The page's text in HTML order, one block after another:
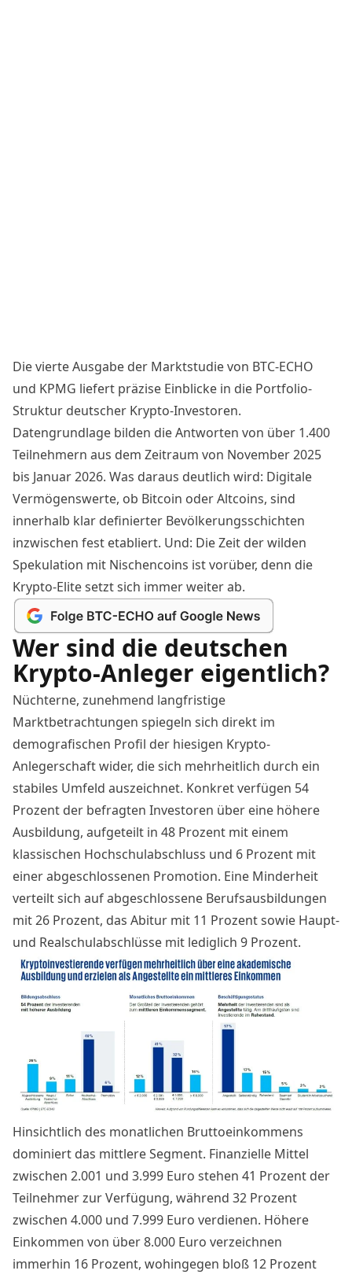
Die vierte Ausgabe der Marktstudie von BTC-ECHO
und KPMG liefert präzise Einblicke in die Portfolio-
Struktur deutscher Krypto-Investoren.
Datengrundlage bilden die Antworten von über 1.400
Teilnehmern aus dem Zeitraum von November 2025
bis Januar 2026. Was daraus deutlich wird: Digitale
Vermögenswerte, ob Bitcoin oder Altcoins, sind
innerhalb klar definierter Bevölkerungsschichten
inzwischen fest etabliert. Und: Die Zeit der wilden
Spekulation mit Nischencoins ist vorüber, denn die
Krypto-Elite setzt sich immer weiter ab.
Wer sind die deutschen
Krypto-Anleger eigentlich?
Nüchterne, zunehmend langfristige
Marktbetrachtungen spiegeln sich direkt im
demografischen Profil der hiesigen Krypto-
Anlegerschaft wider, die sich mehrheitlich durch ein
stabiles Umfeld auszeichnet. Konkret verfügen 54
Prozent der befragten Investoren über eine höhere
Ausbildung, aufgeteilt in 48 Prozent mit einem
klassischen Hochschulabschluss und 6 Prozent mit
einer abgeschlossenen Promotion. Eine Minderheit
verteilt sich auf abgeschlossene Berufsausbildungen
mit 26 Prozent, das Abitur mit 11 Prozent sowie Haupt-
und Realschulabschlüsse mit lediglich 9 Prozent.
Hinsichtlich des monatlichen Bruttoeinkommens
dominiert das mittlere Segment. Finanzielle Mittel
zwischen 2.001 und 3.999 Euro stehen 41 Prozent der
Teilnehmer zur Verfügung, während 32 Prozent
zwischen 4.000 und 7.999 Euro verdienen. Höhere
Einkommen von über 8.000 Euro verzeichnen
immerhin 16 Prozent, wohingegen bloß 12 Prozent